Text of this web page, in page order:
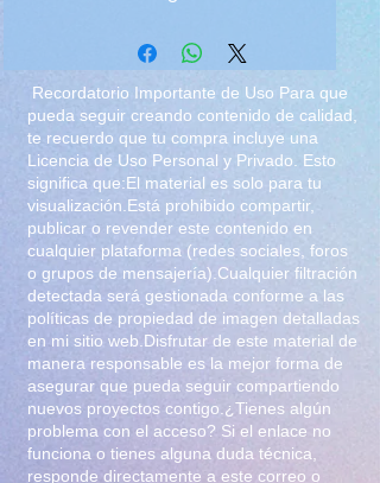
Recordatorio Importante de Uso Para que
pueda seguir creando contenido de calidad,
te recuerdo que tu compra incluye una
Licencia de Uso Personal y Privado. Esto
significa que:El material es solo para tu
visualización.Está prohibido compartir,
publicar o revender este contenido en
cualquier plataforma (redes sociales, foros
o grupos de mensajería).Cualquier filtración
detectada será gestionada conforme a las
políticas de propiedad de imagen detalladas
en mi sitio web.Disfrutar de este material de
manera responsable es la mejor forma de
asegurar que pueda seguir compartiendo
nuevos proyectos contigo.¿Tienes algún
problema con el acceso? Si el enlace no
funciona o tienes alguna duda técnica,
responde directamente a este correo o